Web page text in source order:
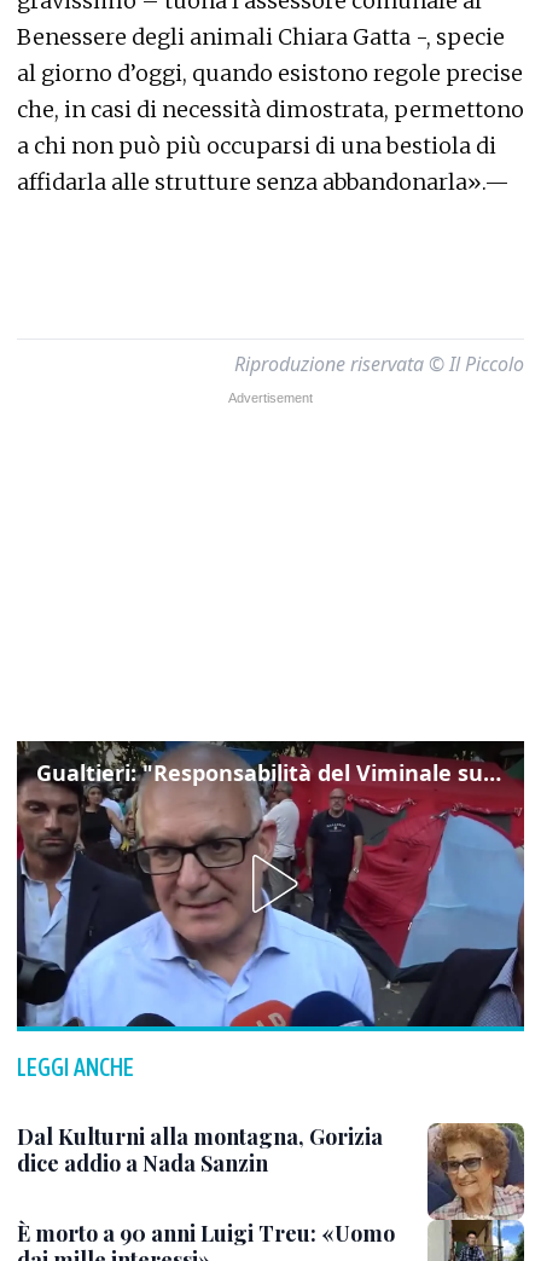
Benessere degli animali Chiara Gatta -, specie
al giorno d’oggi, quando esistono regole precise
che, in casi di necessità dimostrata, permettono
a chi non può più occuparsi di una bestiola di
affidarla alle strutture senza abbandonarla».—
Riproduzione riservata © Il Piccolo
Gualtieri: "Responsabilità del Viminale su Spin Time? La posizione dei partiti è nota"
LEGGI ANCHE
Dal Kulturni alla montagna, Gorizia
dice addio a Nada Sanzin
È morto a 90 anni Luigi Treu: «Uomo